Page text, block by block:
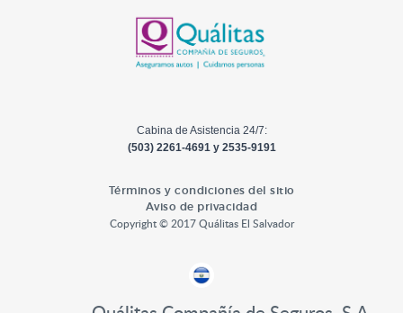
Cabina de Asistencia 24/7:
(503) 2261-4691 y 2535-9191
Términos y condiciones del sitio
Aviso de privacidad
Copyright © 2017 Quálitas El Salvador